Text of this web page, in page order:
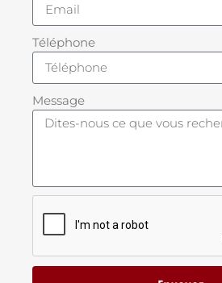
Téléphone
Message